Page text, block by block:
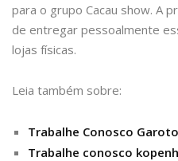
para o grupo Cacau show. A
de entregar pessoalmente
lojas físicas.
Leia também sobre:
Trabalhe Conosco
Trabalhe conosco